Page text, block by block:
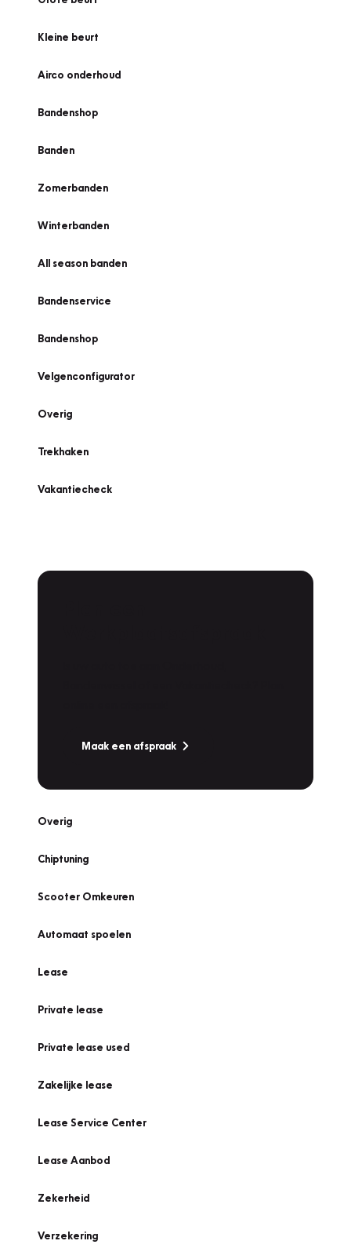
Kleine beurt
Airco onderhoud
Bandenshop
Banden
Zomerbanden
Winterbanden
All season banden
Bandenservice
Bandenshop
Velgenconfigurator
Overig
Trekhaken
Vakantiecheck
Maak een afspraak
Overig
Chiptuning
Scooter Omkeuren
Automaat spoelen
Lease
Private lease
Private lease used
Zakelijke lease
Lease Service Center
Lease Aanbod
Zekerheid
Verzekering